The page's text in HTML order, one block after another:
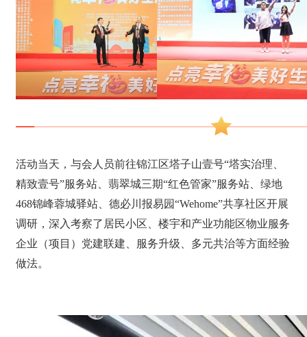
活动当天，与会人员前往锦江区塔子山壹号“塔实治理、
精致壹号”服务站、翡翠城三期“红色管家”服务站、绿地
468锦峰蓉城驿站、德必川报易园“Wehome”共享社区开展
调研，深入考察了居民小区、楼宇和产业功能区物业服务
企业（项目）党建联建、服务升级、多元共治等方面经验
做法。